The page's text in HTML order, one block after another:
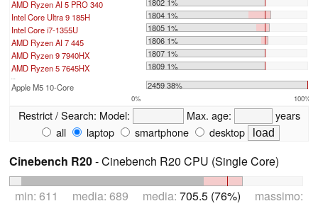
AMD Ryzen AI 5 PRO 340
Intel Core Ultra 9 185H
1804 1%
Intel Core i7-1355U
1805 1%
AMD Ryzen AI 7 445
1806 1%
AMD Ryzen 9 7940HX
1807 1%
AMD Ryzen 5 7645HX
1809 1%
Apple M5 10-Core 2459 38%
0% 100%
Restrict / Search: Model: Max. age:
years
all
laptop smartphone desktop
Cinebench R20- Cinebench R20 CPU (Single Core)
min: 611 media: 689 media: 705.5 (76%) massimo: